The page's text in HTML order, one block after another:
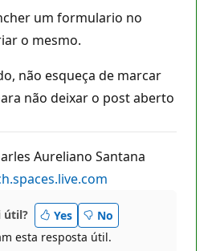
um formulario no
o mesmo.
não esqueça de marcar
não deixar o post aberto
Aureliano Santana
útil? Yes
No
esta resposta útil.